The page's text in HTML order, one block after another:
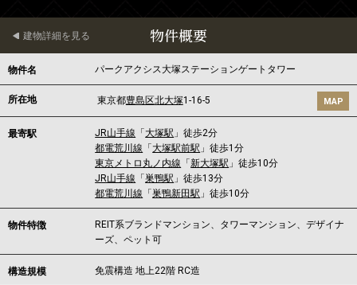
物件概要
建物詳細を見る
物件名 パークアクシス大塚ステーションゲートタワー
所在地 東京都豊島区北大塚1-16-5 MAP
最寄駅 JR山手線 「 大塚駅 」徒歩2分
都電荒川線 「 大塚駅前駅 」徒歩1分
東京メトロ丸ノ内線 「新大塚駅 」徒歩10分
JR山手線 「巣鴨駅 」徒歩13分
都電荒川線 「巣鴨新田駅 」徒歩10分
物件特徴
REIT系ブランドマンション、タワーマンション、デザイナ
ーズ、ペット可
構造規模 免震構造 地上22階 RC造